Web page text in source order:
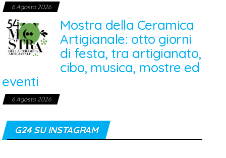
6 Agosto 2026
Mostra della Ceramica
Artigianale: otto giorni
di festa, tra artigianato,
cibo, musica, mostre ed
eventi
6 Agosto 2026
G24 SU INSTAGRAM